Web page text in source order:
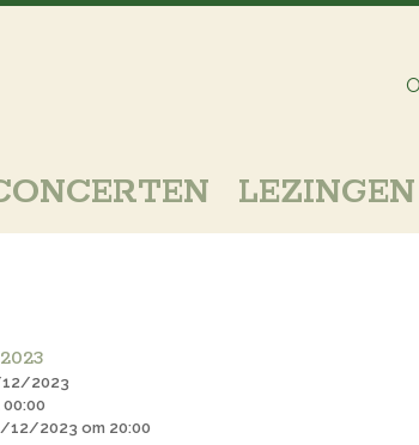
LEZINGEN
2023
12/2023 om 20:00